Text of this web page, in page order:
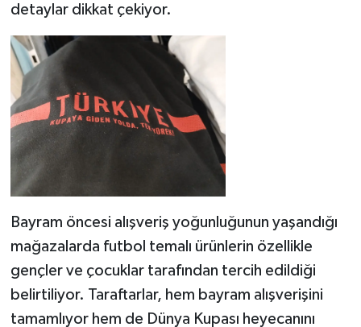
detaylar dikkat çekiyor.
Bayram öncesi alışveriş yoğunluğunun yaşandığı
mağazalarda futbol temalı ürünlerin özellikle
gençler ve çocuklar tarafından tercih edildiği
belirtiliyor. Taraftarlar, hem bayram alışverişini
tamamlıyor hem de Dünya Kupası heyecanını